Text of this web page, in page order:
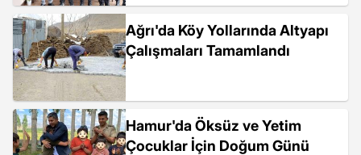
Ağrı'da Köy Yollarında Altyapı
Çalışmaları Tamamlandı
Hamur'da Öksüz ve Yetim
Çocuklar İçin Doğum Günü